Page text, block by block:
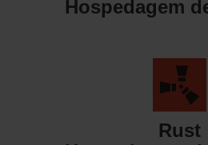
Hospedagem
Rust